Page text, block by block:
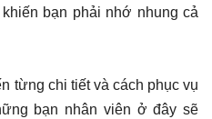
bạn phải nhớ nhung cả
từng chi tiết và cách phục vụ
bạn nhân viên ở đây sẽ